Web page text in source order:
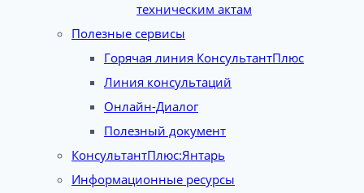
техническим актам
Полезные сервисы
Горячая линия КонсультантПлюс
Линия консультаций
Онлайн-Диалог
Полезный документ
КонсультантПлюс:Янтарь
Информационные ресурсы